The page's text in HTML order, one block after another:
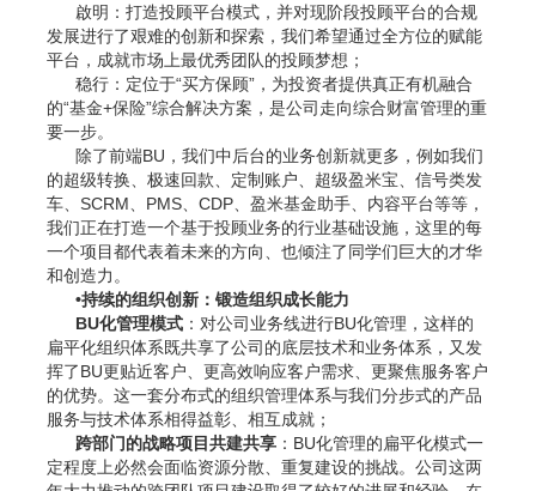
啟明：打造投顾平台模式，并对现阶段投顾平台的合规
发展进行了艰难的创新和探索，我们希望通过全方位的赋能
平台，成就市场上最优秀团队的投顾梦想；
稳行：定位于“买方保顾”，为投资者提供真正有机融合
的“基金+保险”综合解决方案，是公司走向综合财富管理的重
要一步。
除了前端BU，我们中后台的业务创新就更多，例如我们
的超级转换、极速回款、定制账户、超级盈米宝、信号类发
车、SCRM、PMS、CDP、盈米基金助手、内容平台等等，
我们正在打造一个基于投顾业务的行业基础设施，这里的每
一个项目都代表着未来的方向、也倾注了同学们巨大的才华
和创造力。
•持续的组织创新：锻造组织成长能力
BU化管理模式：对公司业务线进行BU化管理，这样的
扁平化组织体系既共享了公司的底层技术和业务体系，又发
挥了BU更贴近客户、更高效响应客户需求、更聚焦服务客户
的优势。这一套分布式的组织管理体系与我们分步式的产品
服务与技术体系相得益彰、相互成就；
跨部门的战略项目共建共享：BU化管理的扁平化模式一
定程度上必然会面临资源分散、重复建设的挑战。公司这两